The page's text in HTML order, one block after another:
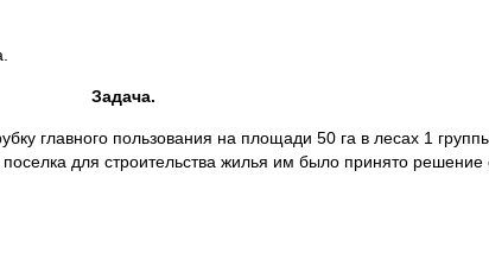
Задача.
главного пользования на площади 50 га в лесах 1
для строительства жилья им было принято